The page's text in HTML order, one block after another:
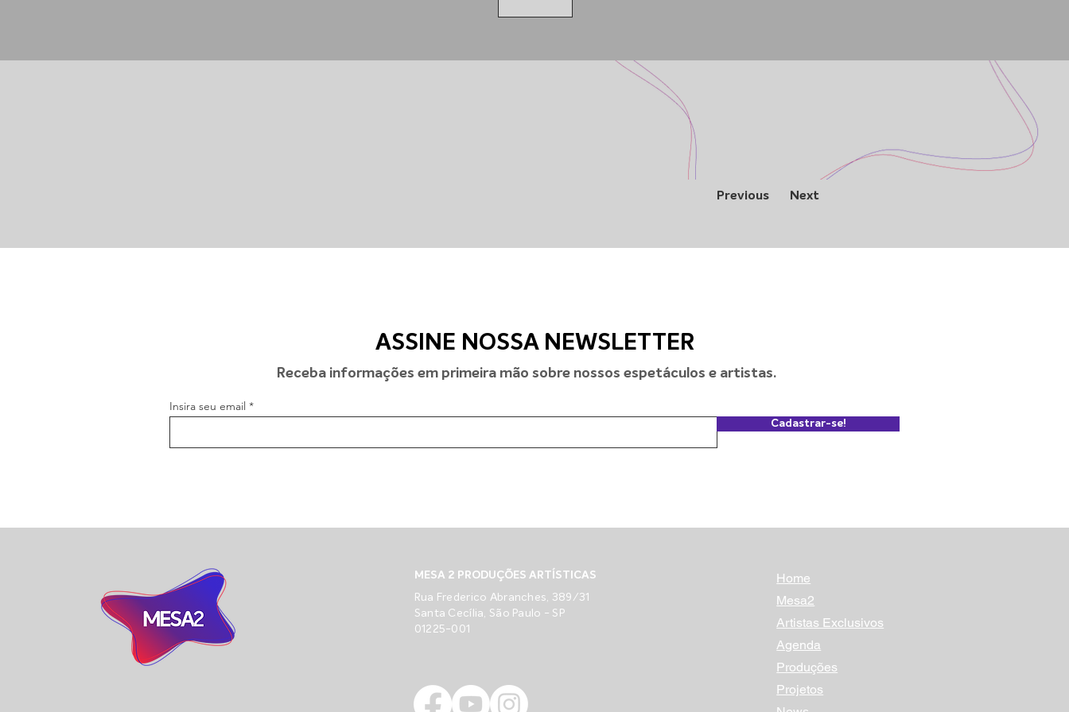
Previous Next
ASSINE NOSSA NEWSLETTER
Receba informações em primeira mão sobre nossos espetáculos e artistas.
Insira seu email
Cadastrar-se!
MESA 2 PRODUÇÕES ARTÍSTICAS
Rua Frederico Abranches, 389/31
Santa Cecília, São Paulo - SP
01225-001
Home
Mesa2
Artistas Exclusivos
Agenda
Produções
Projetos